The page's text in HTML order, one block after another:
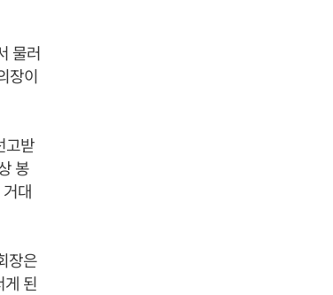
물러
장이
고받
봉
대
장은
된